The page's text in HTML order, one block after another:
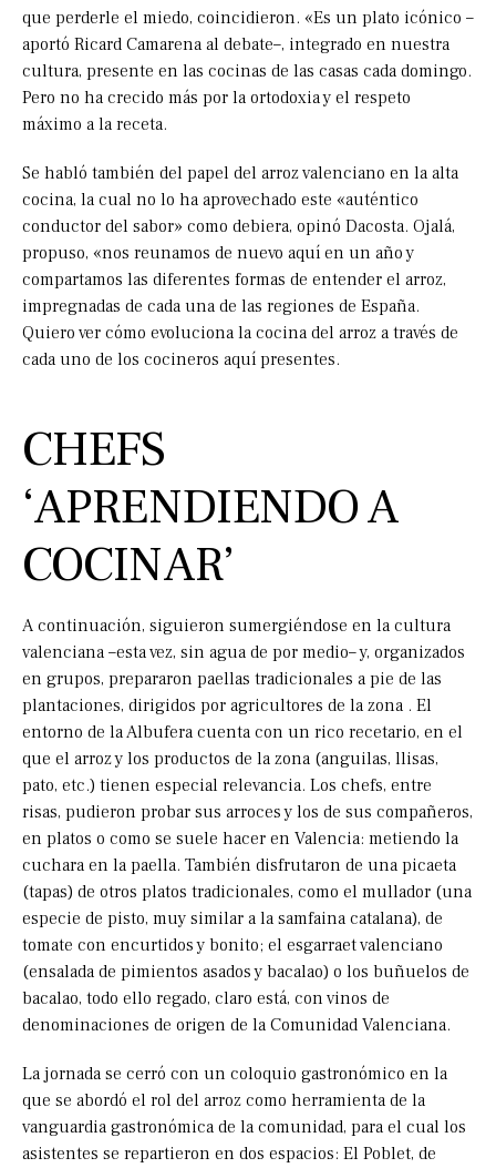
que perderle el miedo, coincidieron. «Es un plato icónico –
aportó Ricard Camarena al debate–, integrado en nuestra
cultura, presente en las cocinas de las casas cada domingo.
Pero no ha crecido más por la ortodoxia y el respeto
máximo a la receta.
Se habló también del papel del arroz valenciano en la alta
cocina, la cual no lo ha aprovechado este «auténtico
conductor del sabor» como debiera, opinó Dacosta. Ojalá,
propuso, «nos reunamos de nuevo aquí en un año y
compartamos las diferentes formas de entender el arroz,
impregnadas de cada una de las regiones de España.
Quiero ver cómo evoluciona la cocina del arroz a través de
cada uno de los cocineros aquí presentes.
CHEFS
‘APRENDIENDO A
COCINAR’
A continuación, siguieron sumergiéndose en la cultura
valenciana –esta vez, sin agua de por medio– y, organizados
en grupos, prepararon paellas tradicionales a pie de las
plantaciones, dirigidos por agricultores de la zona . El
entorno de la Albufera cuenta con un rico recetario, en el
que el arroz y los productos de la zona (anguilas, llisas,
pato, etc.) tienen especial relevancia. Los chefs, entre
risas, pudieron probar sus arroces y los de sus compañeros,
en platos o como se suele hacer en Valencia: metiendo la
cuchara en la paella. También disfrutaron de una picaeta
(tapas) de otros platos tradicionales, como el mullador (una
especie de pisto, muy similar a la samfaina catalana), de
tomate con encurtidos y bonito; el esgarraet valenciano
(ensalada de pimientos asados y bacalao) o los buñuelos de
bacalao, todo ello regado, claro está, con vinos de
denominaciones de origen de la Comunidad Valenciana.
La jornada se cerró con un coloquio gastronómico en la
que se abordó el rol del arroz como herramienta de la
vanguardia gastronómica de la comunidad, para el cual los
asistentes se repartieron en dos espacios: El Poblet, de